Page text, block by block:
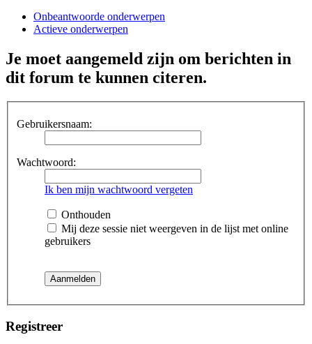
Onbeantwoorde onderwerpen
Actieve onderwerpen
Je moet aangemeld zijn om berichten in
dit forum te kunnen citeren.
Gebruikersnaam:
Wachtwoord:
Ik ben mijn wachtwoord vergeten
Onthouden
Mij deze sessie niet weergeven in de lijst met online
gebruikers
Registreer